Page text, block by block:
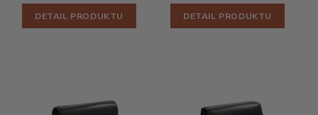
DETAIL PRODUKTU DETAIL PRODUKTU